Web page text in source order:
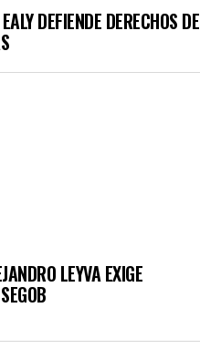
DEFIENDE DERECHOS DE
LEYVA EXIGE